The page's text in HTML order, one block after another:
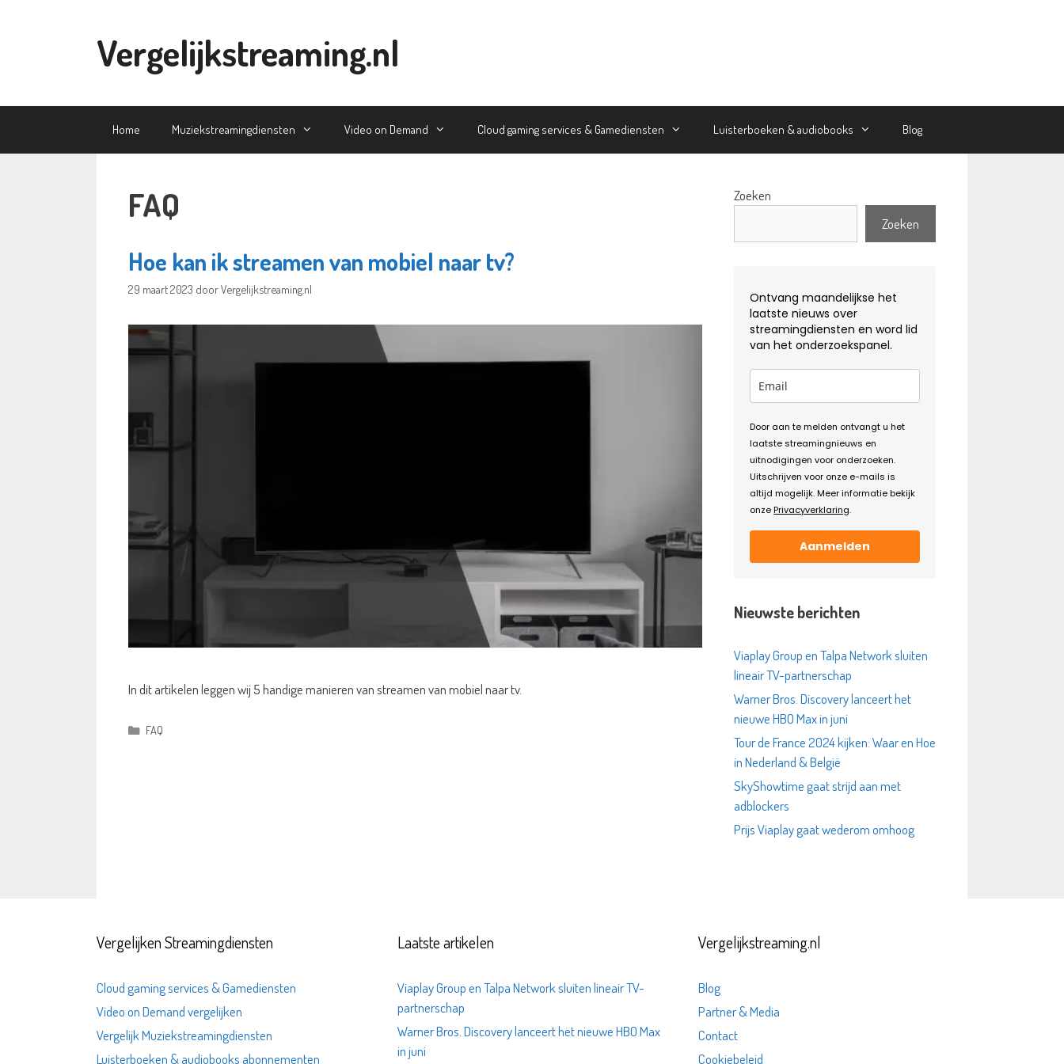
Vergelijkstreaming.nl
Home Muziekstreamingdiensten Video on Demand Cloud gaming services & Gamediensten Luisterboeken & audiobooks Blog
FAQ
Hoe kan ik streamen van mobiel naar tv?
29 maart 2023 doorVergelijkstreaming.nl
In dit artikelen leggen wij 5 handige manieren van streamen van mobiel naar tv.
Categorieën
FAQ
Zoeken
Zoeken
Ontvang maandelijkse het
laatste nieuws over
streamingdiensten en word lid
van het onderzoekspanel.
Door aan te melden ontvangt u het
laatste streamingnieuws en
uitnodigingen voor onderzoeken.
Uitschrijven voor onze e-mails is
altijd mogelijk. Meer informatie bekijk
onzePrivacyverklaring.
Aanmelden
Nieuwste berichten
Viaplay Group en Talpa Network sluiten
lineair TV-partnerschap
Warner Bros. Discovery lanceert het
nieuwe HBO Max in juni
Tour de France 2024 kijken: Waar en Hoe
in Nederland & België
SkyShowtime gaat strijd aan met
adblockers
Prijs Viaplay gaat wederom omhoog
Vergelijken Streamingdiensten
Cloud gaming services & Gamediensten
Video on Demand vergelijken
Vergelijk Muziekstreamingdiensten
Luisterboeken & audiobooks abonnementen
Laatste artikelen
Viaplay Group en Talpa Network sluiten lineair TV-
partnerschap
Warner Bros. Discovery lanceert het nieuwe HBO Max
in juni
Vergelijkstreaming.nl
Blog
Partner & Media
Contact
Cookiebeleid